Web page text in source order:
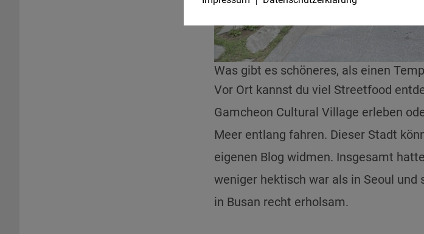
Was gibt es schöneres, als einen
Vor Ort kannst du viel Streetfood
Gamcheon Cultural Village erleben
Meer entlang fahren. Dieser Stadt
eigenen Blog widmen. Insgesamt
weniger hektisch war als in Seoul und
in Busan recht erholsam.